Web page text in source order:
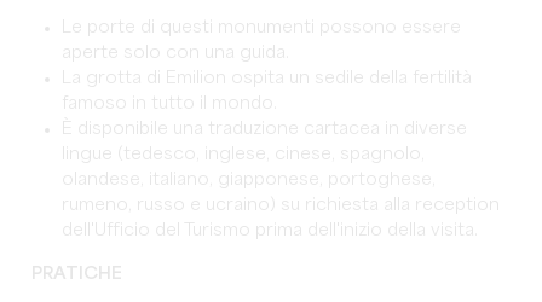
Le porte di questi monumenti possono essere
aperte solo con una guida.
La grotta di Emilion ospita un sedile della fertilità
famoso in tutto il mondo.
È disponibile una traduzione cartacea in diverse
lingue (tedesco, inglese, cinese, spagnolo,
olandese, italiano, giapponese, portoghese,
rumeno, russo e ucraino) su richiesta alla reception
dell'Ufficio del Turismo prima dell'inizio della visita.
PRATICHE